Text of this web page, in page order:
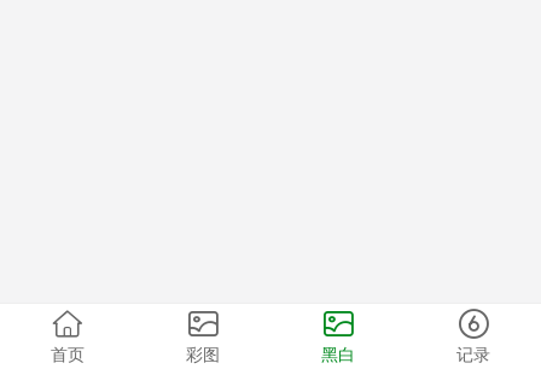
首页 彩图 黑白 记录